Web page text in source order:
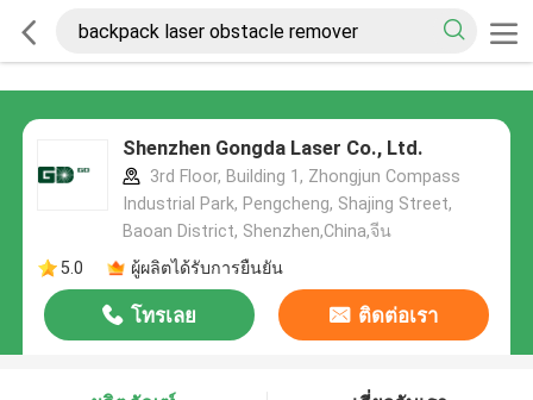
Shenzhen Gongda Laser Co., Ltd.
3rd Floor, Building 1, Zhongjun Compass
Industrial Park, Pengcheng, Shajing Street,
Baoan District, Shenzhen,China,จีน
5.0
ผู้ผลิตได้รับการยืนยัน
โทรเลย ติดต่อเรา